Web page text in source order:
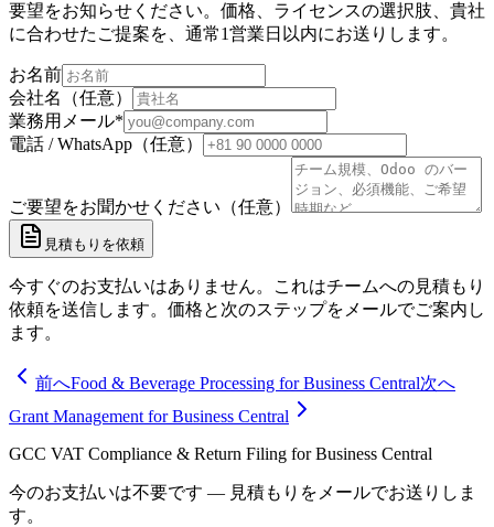
要望をお知らせください。価格、ライセンスの選択肢、貴社
に合わせたご提案を、通常1営業日以内にお送りします。
お名前
会社名（任意）
業務用メール*
電話 / WhatsApp（任意）
ご要望をお聞かせください（任意）
見積もりを依頼
今すぐのお支払いはありません。これはチームへの見積もり
依頼を送信します。価格と次のステップをメールでご案内し
ます。
前へFood & Beverage Processing for Business Central次へ
Grant Management for Business Central
GCC VAT Compliance & Return Filing for Business Central
今のお支払いは不要です — 見積もりをメールでお送りしま
す。